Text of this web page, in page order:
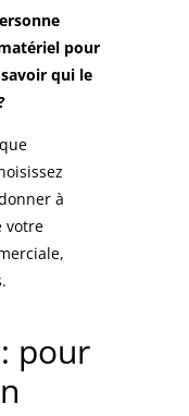
pour
qui le
à
votre
pour